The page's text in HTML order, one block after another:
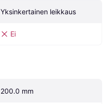
Yksinkertainen leikkaus
Ei
200.0 mm